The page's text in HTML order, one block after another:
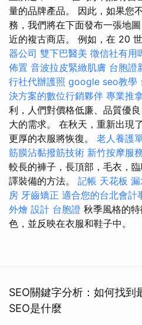
量的品牌產品。 因此，如果您
務，我們將在下面發布一張地
近的複古商店。 例如，在 20
器公司 雙下巴醫美 徵信社有用
佈置 音波拉皮緊緻肌膚 台胞證
行社代辦護照 google seo教學
決方案的數位行銷夥伴 專業推
利，人們對價格低廉、品質優
大的需求。 在秋天，重新出現
更厚的衣服將恢復。 老人養護
筋膜沾黏撥筋技術 新竹按摩服
較長的褲子，長頂部，毛衣，
譯裝備的方法。 記帳 天花板
房 牙齒矯正 適合您的台北會計
外燴 設計 台胞證 秋季風格的
色，並反映在衣服和鞋子中。
SEO關鍵字分析：如何找到
SEO是什麼